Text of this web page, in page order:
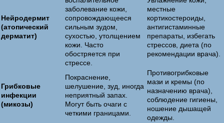
Нейродермит
(атопический
дерматит)
заболевание кожи,
сопровождающееся
сильным зудом,
сухостью, утолщением
кожи. Часто
обостряется при
стрессе.
местные
кортикостероиды,
антигистаминные
препараты, избегать
стрессов, диета (по
рекомендации врача).
Грибковые
инфекции
(микозы)
Покраснение,
шелушение, зуд, иногда
неприятный запах.
Могут быть очаги с
четкими границами.
Противогрибковые
мази и кремы (по
назначению врача),
соблюдение гигиены,
ношение дышащей
одежды.